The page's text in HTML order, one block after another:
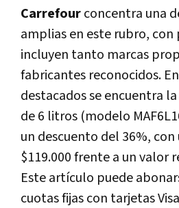
Carrefourconcentra una
amplias en este rubro,
incluyen tanto marcas
fabricantes reconocidos.
destacados se encuentra
de 6 litros (modelo
un descuento del 36%,
$119.000 frente a un valor
Este artículo puede
cuotas fijas con tarjetas